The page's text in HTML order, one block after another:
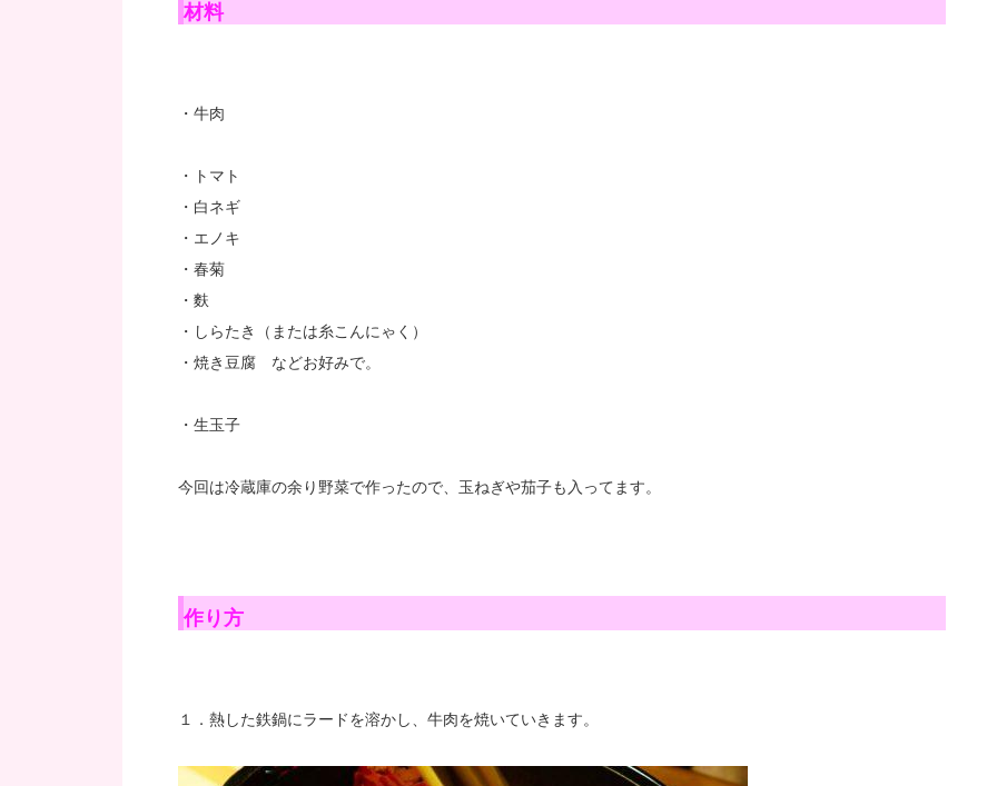
材料
・牛肉
・トマト
・白ネギ
・エノキ
・春菊
・麩
・しらたき（または糸こんにゃく）
・焼き豆腐 などお好みで。
・生玉子
今回は冷蔵庫の余り野菜で作ったので、玉ねぎや茄子も入ってます。
作り方
１．熱した鉄鍋にラードを溶かし、牛肉を焼いていきます。